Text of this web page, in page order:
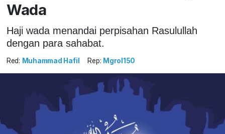
Wada
Haji wada menandai perpisahan Rasulullah
dengan para sahabat.
Red: Muhammad Hafil Rep: Mgrol150